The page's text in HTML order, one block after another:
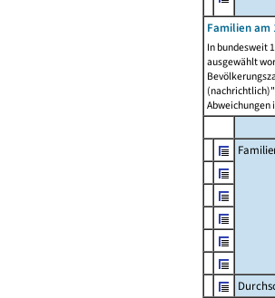
Familien am
In bundesweit
ausgewählt
Abweichungen